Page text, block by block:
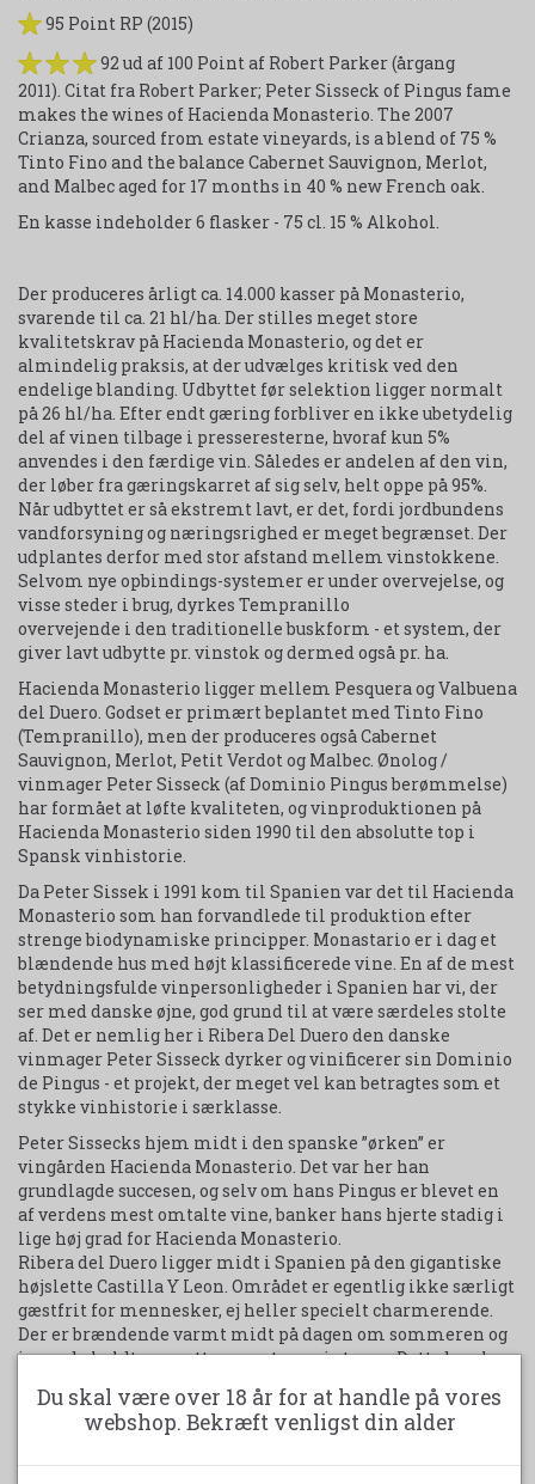
95 Point RP (2015)
92 ud af 100 Point af Robert Parker (årgang
2011). Citat fra Robert Parker; Peter Sisseck of Pingus fame
makes the wines of Hacienda Monasterio. The 2007
Crianza, sourced from estate vineyards, is a blend of 75 %
Tinto Fino and the balance Cabernet Sauvignon, Merlot,
and Malbec aged for 17 months in 40 % new French oak.
En kasse indeholder 6 flasker - 75 cl. 15 % Alkohol.
Der produceres årligt ca. 14.000 kasser på Monasterio,
svarende til ca. 21 hl/ha. Der stilles meget store
kvalitetskrav på Hacienda Monasterio, og det er
almindelig praksis, at der udvælges kritisk ved den
endelige blanding. Udbyttet før selektion ligger normalt
på 26 hl/ha. Efter endt gæring forbliver en ikke ubetydelig
del af vinen tilbage i presseresterne, hvoraf kun 5%
anvendes i den færdige vin. Således er andelen af den vin,
der løber fra gæringskarret af sig selv, helt oppe på 95%.
Når udbyttet er så ekstremt lavt, er det, fordi jordbundens
vandforsyning og næringsrighed er meget begrænset. Der
udplantes derfor med stor afstand mellem vinstokkene.
Selvom nye opbindings-systemer er under overvejelse, og
visse steder i brug, dyrkes Tempranillo
overvejende i den traditionelle buskform - et system, der
giver lavt udbytte pr. vinstok og dermed også pr. ha.
Hacienda Monasterio ligger mellem Pesquera og Valbuena
del Duero. Godset er primært beplantet med Tinto Fino
(Tempranillo), men der produceres også Cabernet
Sauvignon, Merlot, Petit Verdot og Malbec. Ønolog /
vinmager Peter Sisseck (af Dominio Pingus berømmelse)
har formået at løfte kvaliteten, og vinproduktionen på
Hacienda Monasterio siden 1990 til den absolutte top i
Spansk vinhistorie.
Da Peter Sissek i 1991 kom til Spanien var det til Hacienda
Monasterio som han forvandlede til produktion efter
strenge biodynamiske principper. Monastario er i dag et
blændende hus med højt klassificerede vine. En af de mest
betydningsfulde vinpersonligheder i Spanien har vi, der
ser med danske øjne, god grund til at være særdeles stolte
af. Det er nemlig her i Ribera Del Duero den danske
vinmager Peter Sisseck dyrker og vinificerer sin Dominio
de Pingus - et projekt, der meget vel kan betragtes som et
stykke vinhistorie i særklasse.
Peter Sissecks hjem midt i den spanske ”ørken” er
vingården Hacienda Monasterio. Det var her han
grundlagde succesen, og selv om hans Pingus er blevet en
af verdens mest omtalte vine, banker hans hjerte stadig i
lige høj grad for Hacienda Monasterio.
Ribera del Duero ligger midt i Spanien på den gigantiske
højslette Castilla Y Leon. Området er egentlig ikke særligt
gæstfrit for mennesker, ej heller specielt charmerende.
Der er brændende varmt midt på dagen om sommeren og
isnende koldt om natten samt om vinteren. Dette barske
kan frembringe så komplekse og karakterfulde vine.
Peter Sisseck trives dog tilsyneladende her i dette
Du skal være over 18 år for at handle på vores
webshop. Bekræft venligst din alder